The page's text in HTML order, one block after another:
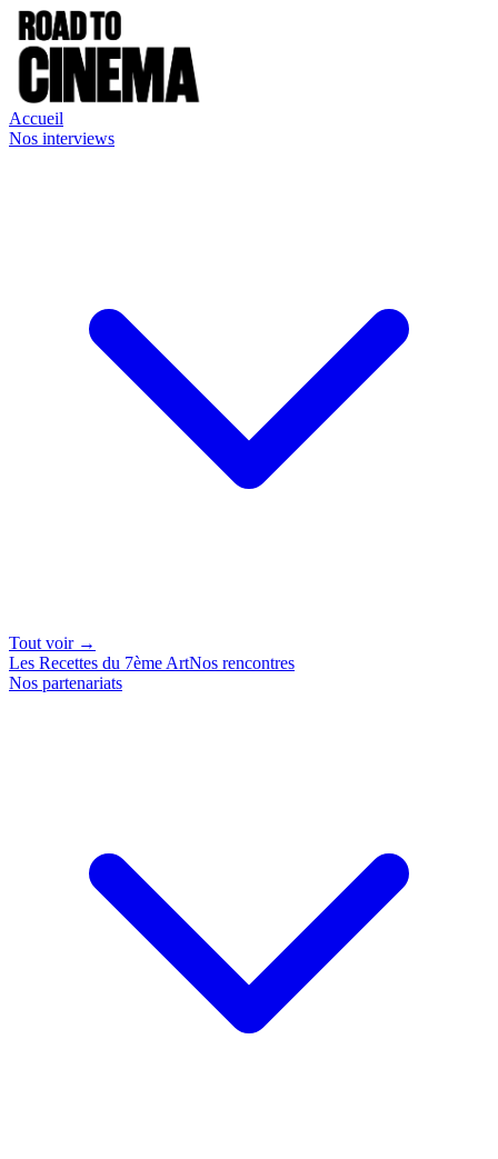
Accueil
Nos interviews
Tout voir →
Les Recettes du 7ème ArtNos rencontres
Nos partenariats